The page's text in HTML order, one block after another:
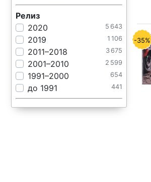
Релиз
2020
5 643
2019 1 106
2011–2018 3 675
2001–2010 2 599
1991–2000 654
до 1991 441
-35%